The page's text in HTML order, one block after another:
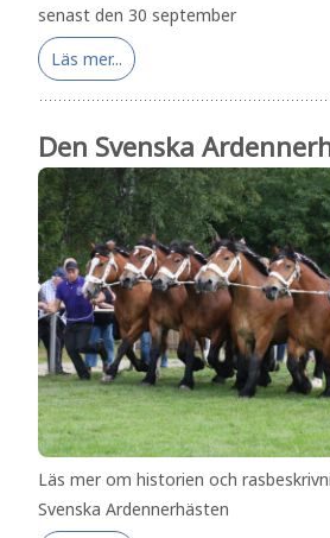
senast den 30 september
Läs mer...
Den Svenska
Läs mer om historien och
Svenska Ardennerhästen